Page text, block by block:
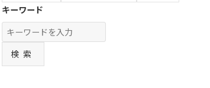
キーワード
検索